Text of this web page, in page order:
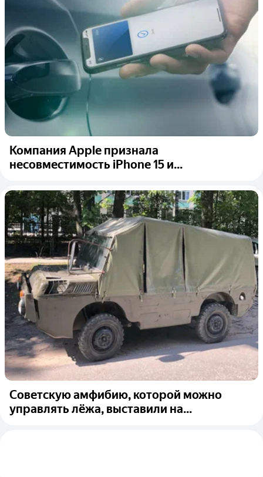
Компания Apple признала
несовместимость iPhone 15 и...
Советскую амфибию, которой можно
управлять лёжа, выставили на...